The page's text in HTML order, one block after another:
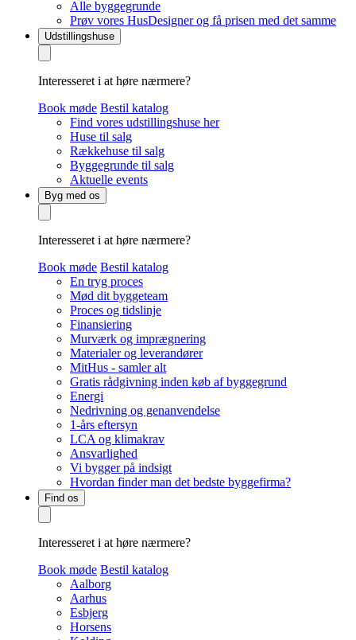
Alle byggegrunde
Prøv vores HusDesigner og få prisen med det samme
Udstillingshuse
Interesseret i at høre nærmere?
Book møde Bestil katalog
Find vores udstillingshuse her
Huse til salg
Rækkehuse til salg
Byggegrunde til salg
Aktuelle events
Byg med os
Interesseret i at høre nærmere?
Book møde Bestil katalog
En tryg proces
Mød dit byggeteam
Proces og tidslinje
Finansiering
Murværk og imprægnering
Materialer og leverandører
MitHus - samler alt
Gratis rådgivning inden køb af byggegrund
Energi
Nedrivning og genanvendelse
1-års eftersyn
LCA og klimakrav
Ansvarlighed
Vi bygger på indsigt
Hvordan finder man det bedste byggefirma?
Find os
Interesseret i at høre nærmere?
Book møde Bestil katalog
Aalborg
Aarhus
Esbjerg
Horsens